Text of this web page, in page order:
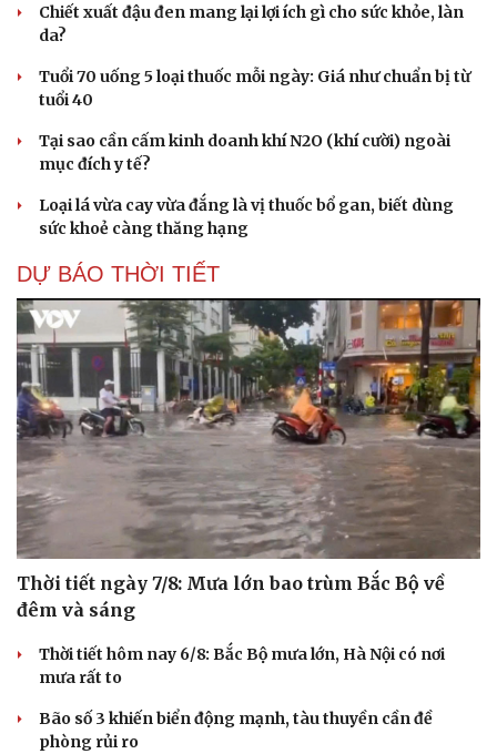
Chiết xuất đậu đen mang lại lợi ích gì cho sức khỏe, làn
da?
Tuổi 70 uống 5 loại thuốc mỗi ngày: Giá như chuẩn bị từ
tuổi 40
Tại sao cần cấm kinh doanh khí N2O (khí cười) ngoài
mục đích y tế?
Loại lá vừa cay vừa đắng là vị thuốc bổ gan, biết dùng
sức khoẻ càng thăng hạng
DỰ BÁO THỜI TIẾT
Thời tiết ngày 7/8: Mưa lớn bao trùm Bắc Bộ về
đêm và sáng
Thời tiết hôm nay 6/8: Bắc Bộ mưa lớn, Hà Nội có nơi
mưa rất to
Bão số 3 khiến biển động mạnh, tàu thuyền cần đề
phòng rủi ro